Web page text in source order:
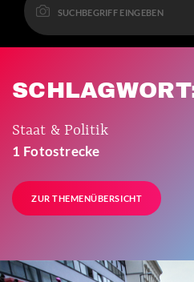
Staat & Politik
1 Fotostrecke
ZUR THEMENÜBERSICHT